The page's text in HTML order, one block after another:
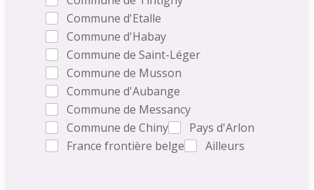
Commune d'Etalle
Commune d'Habay
Commune de Saint-Léger
Commune de Musson
Commune d'Aubange
Commune de Messancy
Commune de Chiny
Pays d'Arlon
France frontière belge
Ailleurs